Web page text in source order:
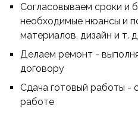
Согласовываем сроки и
необходимые нюансы и
материалов, дизайн и т.
Делаем ремонт -
договору
Сдача готовый работы -
работе